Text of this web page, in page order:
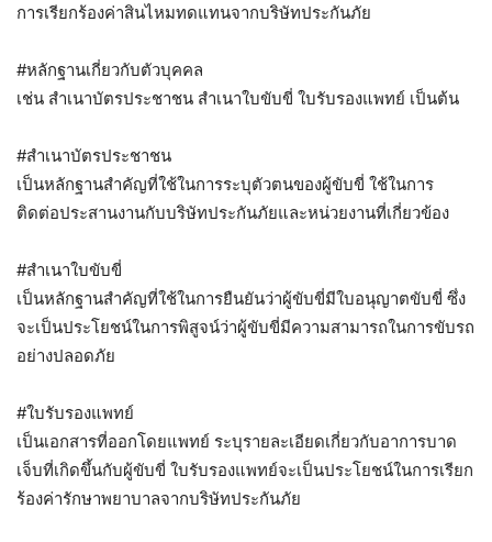
การเรียกร้องค่าสินไหมทดแทนจากบริษัทประกันภัย
#หลักฐานเกี่ยวกับตัวบุคคล
เช่น สำเนาบัตรประชาชน สำเนาใบขับขี่ ใบรับรองแพทย์ เป็นต้น
#สำเนาบัตรประชาชน
เป็นหลักฐานสำคัญที่ใช้ในการระบุตัวตนของผู้ขับขี่ ใช้ในการ
ติดต่อประสานงานกับบริษัทประกันภัยและหน่วยงานที่เกี่ยวข้อง
#สำเนาใบขับขี่
เป็นหลักฐานสำคัญที่ใช้ในการยืนยันว่าผู้ขับขี่มีใบอนุญาตขับขี่ ซึ่ง
จะเป็นประโยชน์ในการพิสูจน์ว่าผู้ขับขี่มีความสามารถในการขับรถ
อย่างปลอดภัย
#ใบรับรองแพทย์
เป็นเอกสารที่ออกโดยแพทย์ ระบุรายละเอียดเกี่ยวกับอาการบาด
เจ็บที่เกิดขึ้นกับผู้ขับขี่ ใบรับรองแพทย์จะเป็นประโยชน์ในการเรียก
ร้องค่ารักษาพยาบาลจากบริษัทประกันภัย